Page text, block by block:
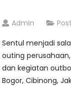
Admin
Sentul menjadi
outing
dan kegiatan
Bogor, Cibinong,